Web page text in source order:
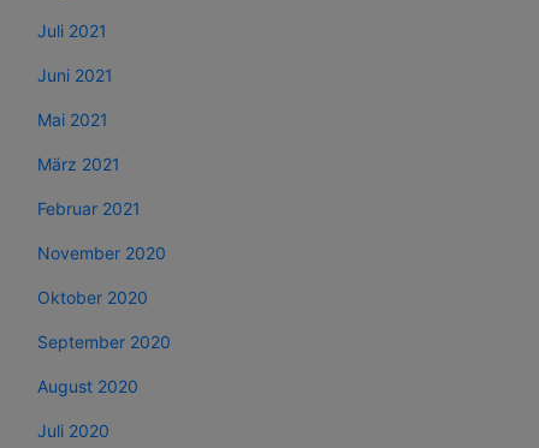
Juli 2021
Juni 2021
Mai 2021
März 2021
Februar 2021
November 2020
Oktober 2020
September 2020
August 2020
Juli 2020